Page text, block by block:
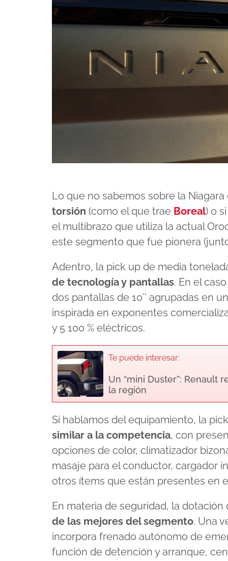
Lo que no sabemos sobre la Niagara
torsión (como el que trae Boreal) o
el multibrazo que utiliza la actual
este segmento que fue pionera
Adentro, la pick up de media
de tecnología y pantallas. En el
dos pantallas de 10’’ agrupadas en
inspirada en exponentes
y 5 100 % eléctricos.
Te puede interesar:
Un “mini Duster”: Renault
la región
Si hablamos del equipamiento, la
similar a la competencia, con
opciones de color, climatizador
masaje para el conductor, cargador
otros ítems que están presentes en
En materia de seguridad, la
de las mejores del segmento. Una
incorpora frenado autónomo de
función de detención y arranque,